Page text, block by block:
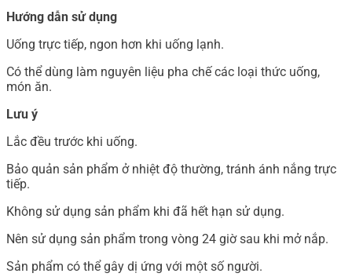
Hướng dẫn sử dụng
Uống trực tiếp, ngon hơn khi uống lạnh.
Có thể dùng làm nguyên liệu pha chế các loại thức uống,
món ăn.
Lưu ý
Lắc đều trước khi uống.
Bảo quản sản phẩm ở nhiệt độ thường, tránh ánh nắng trực
tiếp.
Không sử dụng sản phẩm khi đã hết hạn sử dụng.
Nên sử dụng sản phẩm trong vòng 24 giờ sau khi mở nắp.
Sản phẩm có thể gây dị ứng với một số người.